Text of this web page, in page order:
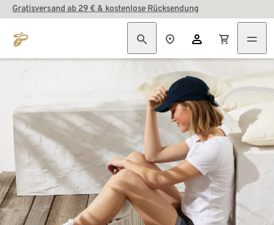
Gratisversand ab 29 € & kostenlose Rücksendung